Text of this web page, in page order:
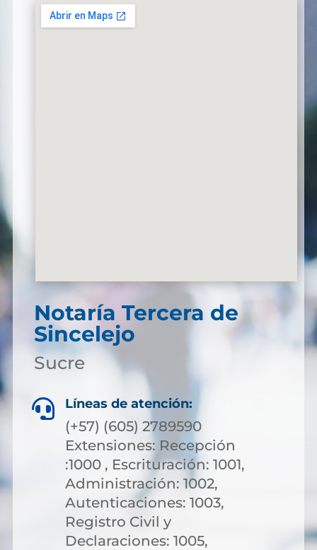
Notaría Tercera de
Sincelejo
Sucre
 Líneas de atención:
(+57) (605) 2789590
Extensiones: Recepción
:1000 , Escrituración: 1001,
Administración: 1002,
Autenticaciones: 1003,
Registro Civil y
Declaraciones: 1005,